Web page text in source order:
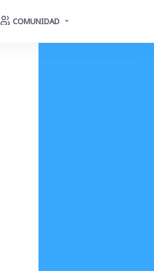
COMUNIDAD